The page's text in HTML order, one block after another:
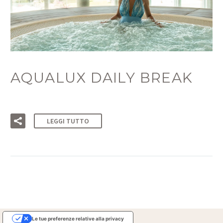
AQUALUX DAILY BREAK
LEGGI TUTTO
Le tue preferenze relative alla privacy